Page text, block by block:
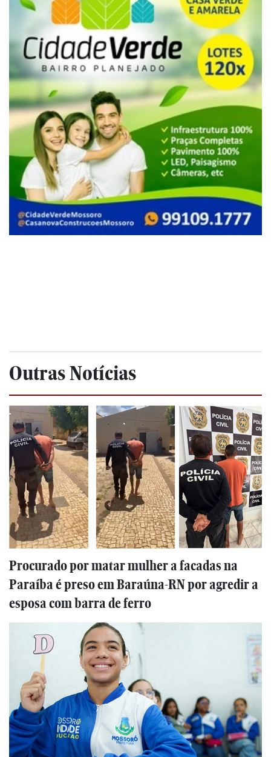
Outras Notícias
Procurado por matar mulher a facadas na
Paraíba é preso em Baraúna-RN por agredir a
esposa com barra de ferro